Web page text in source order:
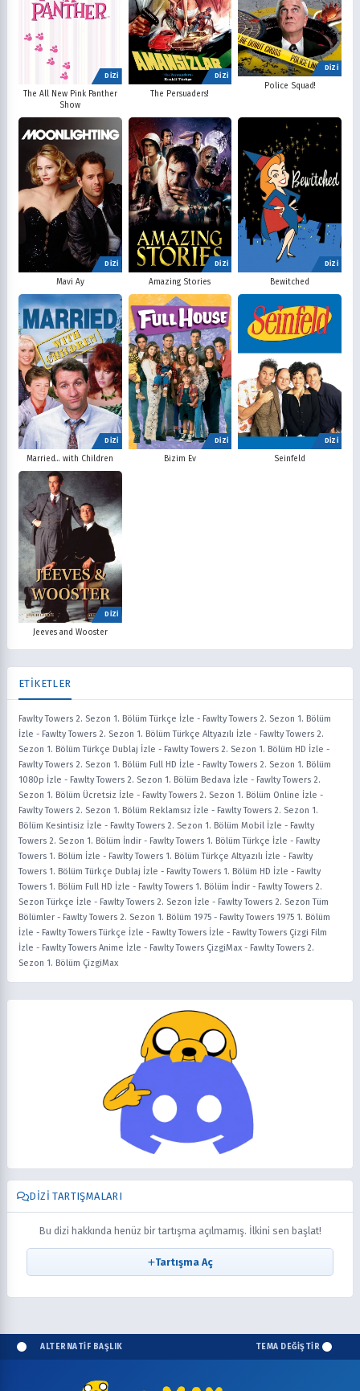
DİZİ
The All New Pink Panther
Show
DİZİ
The Persuaders!
DİZİ
Police Squad!
DİZİ
Mavi Ay
DİZİ
Amazing Stories
DİZİ
Bewitched
DİZİ
Married... with Children
DİZİ
Bizim Ev
DİZİ
Seinfeld
DİZİ
Jeeves and Wooster
ETİKETLER
Fawlty Towers 2. Sezon 1. Bölüm Türkçe İzle - Fawlty Towers 2. Sezon 1. Bölüm
İzle - Fawlty Towers 2. Sezon 1. Bölüm Türkçe Altyazılı İzle - Fawlty Towers 2.
Sezon 1. Bölüm Türkçe Dublaj İzle - Fawlty Towers 2. Sezon 1. Bölüm HD İzle -
Fawlty Towers 2. Sezon 1. Bölüm Full HD İzle - Fawlty Towers 2. Sezon 1. Bölüm
1080p İzle - Fawlty Towers 2. Sezon 1. Bölüm Bedava İzle - Fawlty Towers 2.
Sezon 1. Bölüm Ücretsiz İzle - Fawlty Towers 2. Sezon 1. Bölüm Online İzle -
Fawlty Towers 2. Sezon 1. Bölüm Reklamsız İzle - Fawlty Towers 2. Sezon 1.
Bölüm Kesintisiz İzle - Fawlty Towers 2. Sezon 1. Bölüm Mobil İzle - Fawlty
Towers 2. Sezon 1. Bölüm İndir - Fawlty Towers 1. Bölüm Türkçe İzle - Fawlty
Towers 1. Bölüm İzle - Fawlty Towers 1. Bölüm Türkçe Altyazılı İzle - Fawlty
Towers 1. Bölüm Türkçe Dublaj İzle - Fawlty Towers 1. Bölüm HD İzle - Fawlty
Towers 1. Bölüm Full HD İzle - Fawlty Towers 1. Bölüm İndir - Fawlty Towers 2.
Sezon Türkçe İzle - Fawlty Towers 2. Sezon İzle - Fawlty Towers 2. Sezon Tüm
Bölümler - Fawlty Towers 2. Sezon 1. Bölüm 1975 - Fawlty Towers 1975 1. Bölüm
İzle - Fawlty Towers Türkçe İzle - Fawlty Towers İzle - Fawlty Towers Çizgi Film
İzle - Fawlty Towers Anime İzle - Fawlty Towers ÇizgiMax - Fawlty Towers 2.
Sezon 1. Bölüm ÇizgiMax
DIZI TARTIŞMALARI
Bu dizi hakkında henüz bir tartışma açılmamış. İlkini sen başlat!
Tartışma Aç
ALTERNATİF BAŞLIK TEMA DEĞİŞTİR